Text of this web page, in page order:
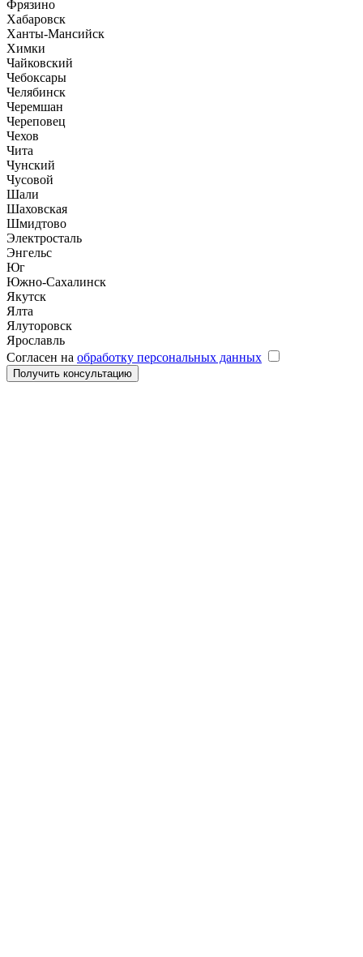
Фрязино
Хабаровск
Ханты-Мансийск
Химки
Чайковский
Чебоксары
Челябинск
Черемшан
Череповец
Чехов
Чита
Чунский
Чусовой
Шали
Шаховская
Шмидтово
Электросталь
Энгельс
Юг
Южно-Сахалинск
Якутск
Ялта
Ялуторовск
Ярославль
Согласен на обработку персональных данных
Получить консультацию